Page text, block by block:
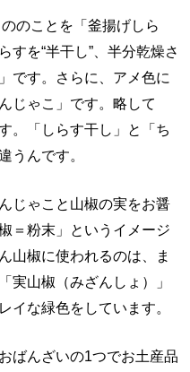
のことを「釜揚げしら
すを“半干し”、半分乾燥さ
です。さらに、アメ色に
じゃこ」です。略して
。「しらす干し」と「ち
うんです。
じゃこと山椒の実をお醤
＝粉末」というイメージ
山椒に使われるのは、ま
実山椒（みざんしょ）」
イな緑色をしています。
ばんざいの1つでお土産品